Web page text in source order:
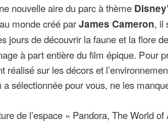
nouvelle aire du parc à thème
monde créé parJames Cameron, il
jours de découvrir la faune et la flore
à part entière du film épique. Pour
réalisé sur les décors et
a sélectionnée pour vous, ne les
de l’espace « Pandora, The World